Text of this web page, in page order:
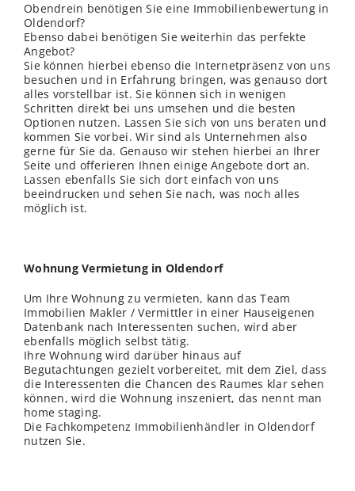
Obendrein benötigen Sie eine Immobilienbewertung in
Oldendorf?
Ebenso dabei benötigen Sie weiterhin das perfekte
Angebot?
Sie können hierbei ebenso die Internetpräsenz von uns
besuchen und in Erfahrung bringen, was genauso dort
alles vorstellbar ist. Sie können sich in wenigen
Schritten direkt bei uns umsehen und die besten
Optionen nutzen. Lassen Sie sich von uns beraten und
kommen Sie vorbei. Wir sind als Unternehmen also
gerne für Sie da. Genauso wir stehen hierbei an Ihrer
Seite und offerieren Ihnen einige Angebote dort an.
Lassen ebenfalls Sie sich dort einfach von uns
beeindrucken und sehen Sie nach, was noch alles
möglich ist.
Wohnung Vermietung in Oldendorf
Um Ihre Wohnung zu vermieten, kann das Team
Immobilien Makler / Vermittler in einer Hauseigenen
Datenbank nach Interessenten suchen, wird aber
ebenfalls möglich selbst tätig.
Ihre Wohnung wird darüber hinaus auf
Begutachtungen gezielt vorbereitet, mit dem Ziel, dass
die Interessenten die Chancen des Raumes klar sehen
können, wird die Wohnung inszeniert, das nennt man
home staging.
Die Fachkompetenz Immobilienhändler in Oldendorf
nutzen Sie.